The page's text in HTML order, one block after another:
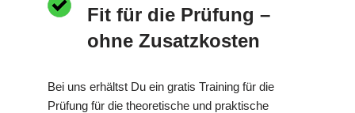
Fit für die Prüfung –
ohne Zusatzkosten
Bei uns erhältst Du ein gratis Training für die
Prüfung für die theoretische und praktische